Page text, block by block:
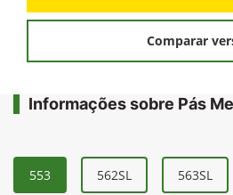
Comparar
Informações sobre Pás
553 562SL 563SL